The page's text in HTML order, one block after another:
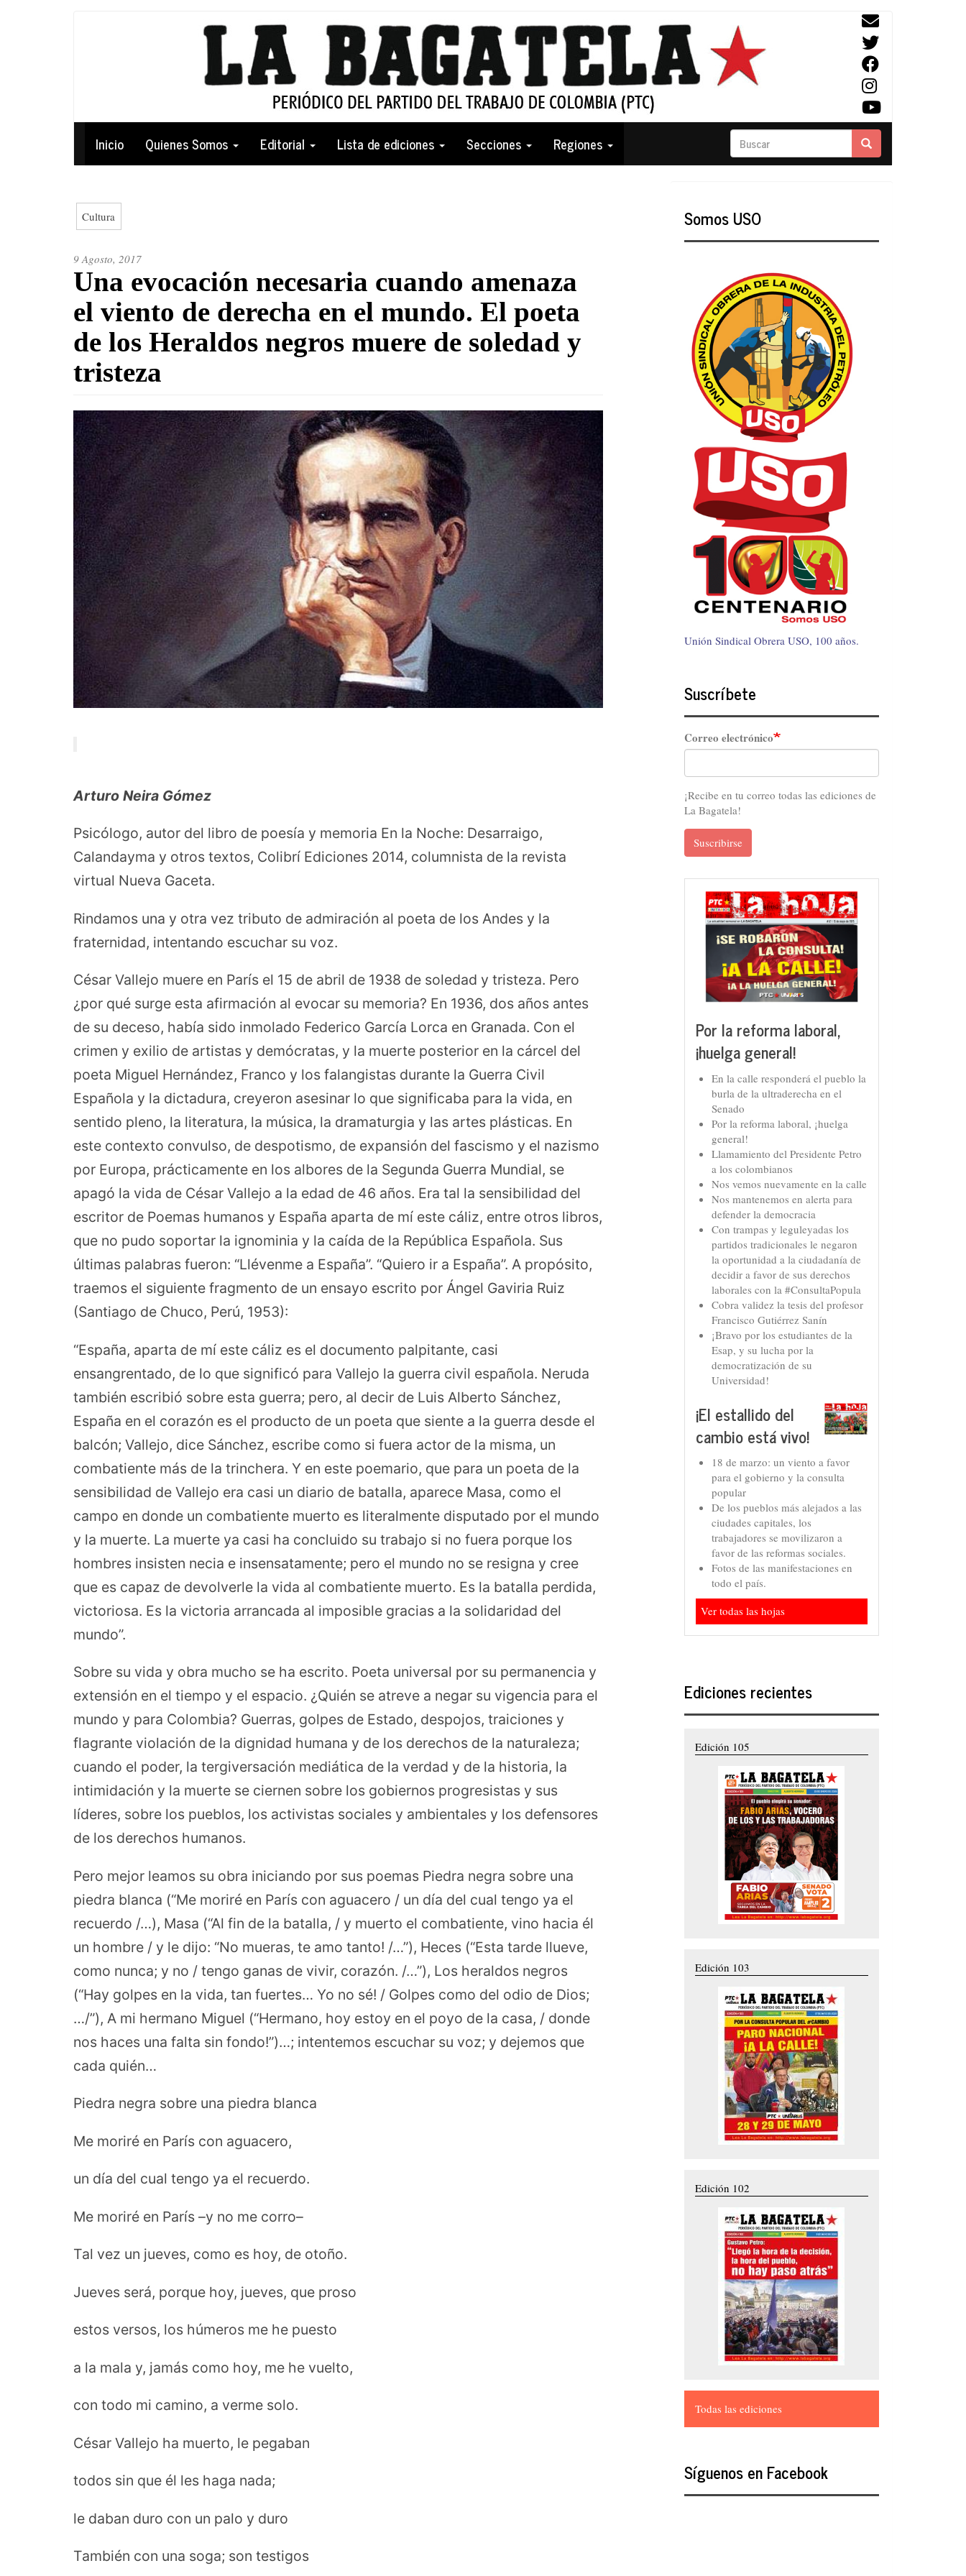
Navegación
principal
Inicio Quienes Somos Editorial Lista de ediciones Secciones Regiones Buscar Buscar
Cultura
9 Agosto, 2017
Una evocación necesaria cuando amenaza
el viento de derecha en el mundo. El poeta
de los Heraldos negros muere de soledad y
tristeza
Arturo Neira Gómez
Psicólogo, autor del libro de poesía y memoria En la Noche: Desarraigo,
Calandayma y otros textos, Colibrí Ediciones 2014, columnista de la revista
virtual Nueva Gaceta.
Rindamos una y otra vez tributo de admiración al poeta de los Andes y la
fraternidad, intentando escuchar su voz.
César Vallejo muere en París el 15 de abril de 1938 de soledad y tristeza. Pero
¿por qué surge esta afirmación al evocar su memoria? En 1936, dos años antes
de su deceso, había sido inmolado Federico García Lorca en Granada. Con el
crimen y exilio de artistas y demócratas, y la muerte posterior en la cárcel del
poeta Miguel Hernández, Franco y los falangistas durante la Guerra Civil
Española y la dictadura, creyeron asesinar lo que significaba para la vida, en
sentido pleno, la literatura, la música, la dramaturgia y las artes plásticas. En
este contexto convulso, de despotismo, de expansión del fascismo y el nazismo
por Europa, prácticamente en los albores de la Segunda Guerra Mundial, se
apagó la vida de César Vallejo a la edad de 46 años. Era tal la sensibilidad del
escritor de Poemas humanos y España aparta de mí este cáliz, entre otros libros,
que no pudo soportar la ignominia y la caída de la República Española. Sus
últimas palabras fueron: “Llévenme a España”. “Quiero ir a España”. A propósito,
traemos el siguiente fragmento de un ensayo escrito por Ángel Gaviria Ruiz
(Santiago de Chuco, Perú, 1953):
“España, aparta de mí este cáliz es el documento palpitante, casi
ensangrentado, de lo que significó para Vallejo la guerra civil española. Neruda
también escribió sobre esta guerra; pero, al decir de Luis Alberto Sánchez,
España en el corazón es el producto de un poeta que siente a la guerra desde el
balcón; Vallejo, dice Sánchez, escribe como si fuera actor de la misma, un
combatiente más de la trinchera. Y en este poemario, que para un poeta de la
sensibilidad de Vallejo era casi un diario de batalla, aparece Masa, como el
campo en donde un combatiente muerto es literalmente disputado por el mundo
y la muerte. La muerte ya casi ha concluido su trabajo si no fuera porque los
hombres insisten necia e insensatamente; pero el mundo no se resigna y cree
que es capaz de devolverle la vida al combatiente muerto. Es la batalla perdida,
victoriosa. Es la victoria arrancada al imposible gracias a la solidaridad del
mundo”.
Sobre su vida y obra mucho se ha escrito. Poeta universal por su permanencia y
extensión en el tiempo y el espacio. ¿Quién se atreve a negar su vigencia para el
mundo y para Colombia? Guerras, golpes de Estado, despojos, traiciones y
flagrante violación de la dignidad humana y de los derechos de la naturaleza;
cuando el poder, la tergiversación mediática de la verdad y de la historia, la
intimidación y la muerte se ciernen sobre los gobiernos progresistas y sus
líderes, sobre los pueblos, los activistas sociales y ambientales y los defensores
de los derechos humanos.
Pero mejor leamos su obra iniciando por sus poemas Piedra negra sobre una
piedra blanca (“Me moriré en París con aguacero / un día del cual tengo ya el
recuerdo /…), Masa (“Al fin de la batalla, / y muerto el combatiente, vino hacia él
un hombre / y le dijo: “No mueras, te amo tanto! /…”), Heces (“Esta tarde llueve,
como nunca; y no / tengo ganas de vivir, corazón. /…”), Los heraldos negros
(“Hay golpes en la vida, tan fuertes… Yo no sé! / Golpes como del odio de Dios;
…/”), A mi hermano Miguel (“Hermano, hoy estoy en el poyo de la casa, / donde
nos haces una falta sin fondo!”)…; intentemos escuchar su voz; y dejemos que
cada quién…
Piedra negra sobre una piedra blanca
Me moriré en París con aguacero,
un día del cual tengo ya el recuerdo.
Me moriré en París –y no me corro–
Tal vez un jueves, como es hoy, de otoño.
Jueves será, porque hoy, jueves, que proso
estos versos, los húmeros me he puesto
a la mala y, jamás como hoy, me he vuelto,
con todo mi camino, a verme solo.
César Vallejo ha muerto, le pegaban
todos sin que él les haga nada;
le daban duro con un palo y duro
También con una soga; son testigos
Somos USO
Unión Sindical Obrera USO, 100 años.
Suscríbete
Correo electrónico
¡Recibe en tu correo todas las ediciones de
La Bagatela!
Suscribirse
Por la reforma laboral,
¡huelga general!
En la calle responderá el pueblo la
burla de la ultraderecha en el
Senado
Por la reforma laboral, ¡huelga
general!
Llamamiento del Presidente Petro
a los colombianos
Nos vemos nuevamente en la calle
Nos mantenemos en alerta para
defender la democracia
Con trampas y leguleyadas los
partidos tradicionales le negaron
la oportunidad a la ciudadanía de
decidir a favor de sus derechos
laborales con la #ConsultaPopula
Cobra validez la tesis del profesor
Francisco Gutiérrez Sanín
¡Bravo por los estudiantes de la
Esap, y su lucha por la
democratización de su
Universidad!
¡El estallido del
cambio está vivo!
18 de marzo: un viento a favor
para el gobierno y la consulta
popular
De los pueblos más alejados a las
ciudades capitales, los
trabajadores se movilizaron a
favor de las reformas sociales.
Fotos de las manifestaciones en
todo el país.
Ver todas las hojas
Ediciones recientes
Edición 105
Edición 103
Edición 102
Todas las ediciones
Síguenos en Facebook